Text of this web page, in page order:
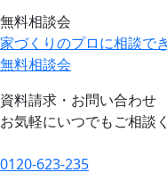
無料相談会
家づくりのプロに相談で
無料相談会
資料請求・お問い合わせ
お気軽にいつでもご相談
0120-623-235